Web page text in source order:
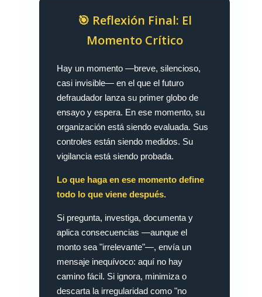
🎯 Reflexión Final: El
Momento Crítico
Hay un momento —breve, silencioso,
casi invisible— en el que el futuro
defraudador lanza su primer globo de
ensayo y espera. En ese momento, su
organización está siendo evaluada. Sus
controles están siendo medidos. Su
vigilancia está siendo probada.
Lo que haga en ese momento define
todo lo que viene después.
Si pregunta, investiga, documenta y
aplica consecuencias —aunque el
monto sea "irrelevante"—, envía un
mensaje inequívoco: aquí no hay
camino fácil. Si ignora, minimiza o
descarta la irregularidad como "no